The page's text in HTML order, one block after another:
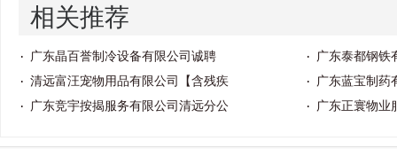
相关推荐
广东晶百誉制冷设备有限公司诚聘
广东泰都钢铁
清远富汪宠物用品有限公司【含残疾
广东蓝宝制药
广东竞宇按揭服务有限公司清远分公
广东正寰物业